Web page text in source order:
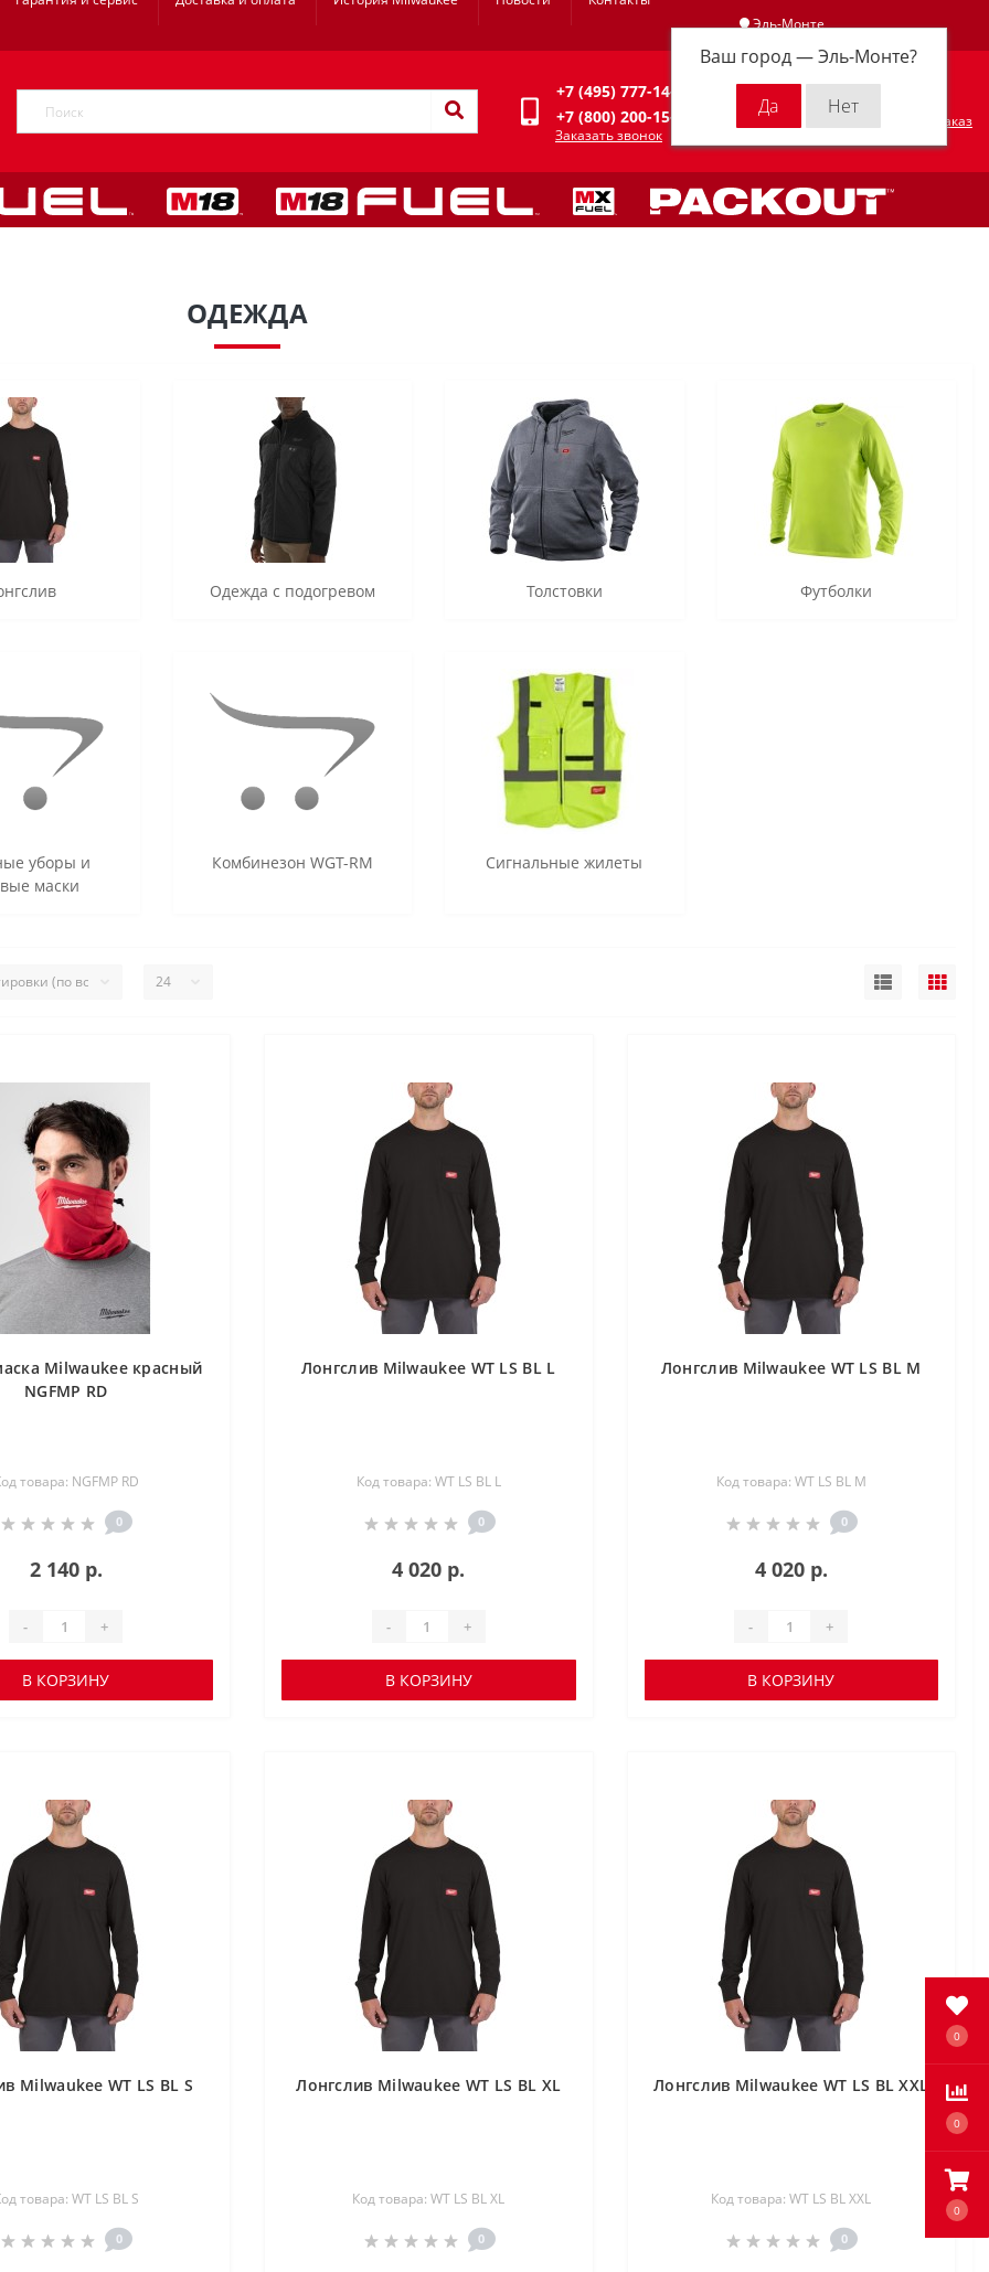
0
0
0
Эль-Монте
Ваш город —Эль-Монте?
Личный кабинет
+7 (495) 777-14-94
+7 (800) 200-15-94
Заказать звонок
Оформить заказ
ОДЕЖДА
Одежда с подогревом Толстовки Футболки
уборы и
маски
Комбинезон WGT-RM Сигнальные жилеты
Milwaukee красный
NGFMP RD
товара: NGFMP RD
0
2 140 р.
- +
В КОРЗИНУ
Лонгслив Milwaukee WT LS BL L
Код товара: WT LS BL L
0
4 020 р.
- +
В КОРЗИНУ
Лонгслив Milwaukee WT LS BL M
Код товара: WT LS BL M
0
4 020 р.
- +
В КОРЗИНУ
Milwaukee WT LS BL S
товара: WT LS BL S
0
Лонгслив Milwaukee WT LS BL XL
Код товара: WT LS BL XL
0
Лонгслив Milwaukee WT LS BL XXL
Код товара: WT LS BL XXL
0